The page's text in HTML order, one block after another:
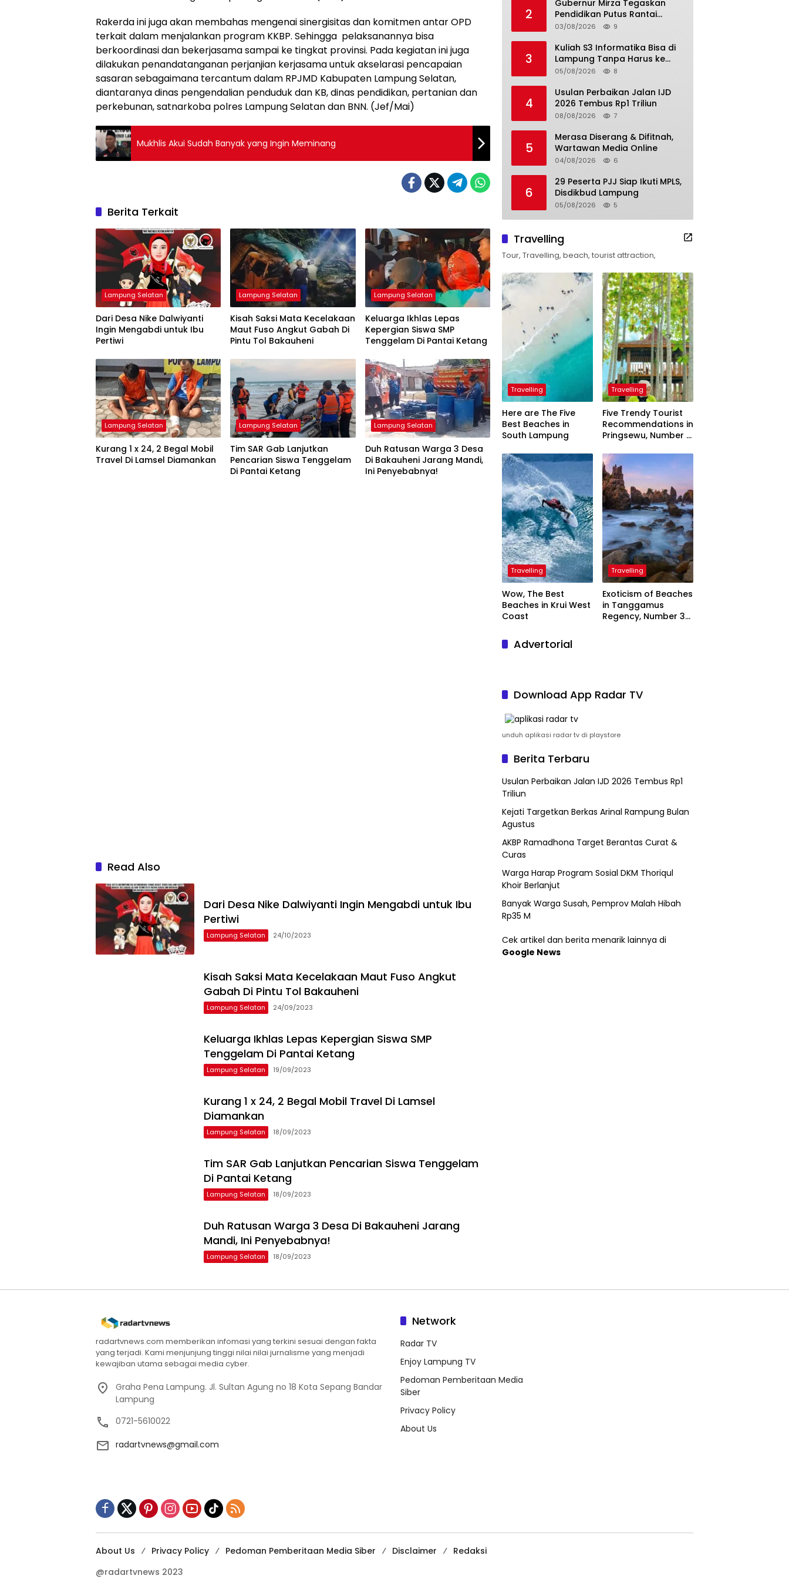
Rakerda ini juga akan membahas mengenai sinergisitas dan komitmen antar OPD
terkait dalam menjalankan program KKBP. Sehingga pelaksanannya bisa
berkoordinasi dan bekerjasama sampai ke tingkat provinsi. Pada kegiatan ini juga
dilakukan penandatanganan perjanjian kerjasama untuk akselarasi pencapaian
sasaran sebagaimana tercantum dalam RPJMD Kabupaten Lampung Selatan,
diantaranya dinas pengendalian penduduk dan KB, dinas pendidikan, pertanian dan
perkebunan, satnarkoba polres Lampung Selatan dan BNN. (Jef/Mai)
Mukhlis Akui Sudah Banyak yang Ingin Meminang
Berita Terkait
Lampung Selatan
Dari Desa Nike Dalwiyanti
Ingin Mengabdi untuk Ibu
Pertiwi
Lampung Selatan
Kisah Saksi Mata Kecelakaan
Maut Fuso Angkut Gabah Di
Pintu Tol Bakauheni
Lampung Selatan
Keluarga Ikhlas Lepas
Kepergian Siswa SMP
Tenggelam Di Pantai Ketang
Lampung Selatan
Kurang 1 x 24, 2 Begal Mobil
Travel Di Lamsel Diamankan
Lampung Selatan
Tim SAR Gab Lanjutkan
Pencarian Siswa Tenggelam
Di Pantai Ketang
Lampung Selatan
Duh Ratusan Warga 3 Desa
Di Bakauheni Jarang Mandi,
Ini Penyebabnya!
Read Also
Dari Desa Nike Dalwiyanti Ingin Mengabdi untuk Ibu
Pertiwi
Lampung Selatan 24/10/2023
Kisah Saksi Mata Kecelakaan Maut Fuso Angkut
Gabah Di Pintu Tol Bakauheni
Lampung Selatan 24/09/2023
Keluarga Ikhlas Lepas Kepergian Siswa SMP
Tenggelam Di Pantai Ketang
Lampung Selatan 19/09/2023
Kurang 1 x 24, 2 Begal Mobil Travel Di Lamsel
Diamankan
Lampung Selatan 18/09/2023
Tim SAR Gab Lanjutkan Pencarian Siswa Tenggelam
Di Pantai Ketang
Lampung Selatan 18/09/2023
Duh Ratusan Warga 3 Desa Di Bakauheni Jarang
Mandi, Ini Penyebabnya!
Lampung Selatan 18/09/2023
2
Gubernur Mirza Tegaskan
Pendidikan Putus Rantai
Kemiskinan
03/08/2026 9
3
Kuliah S3 Informatika Bisa di
Lampung Tanpa Harus ke
Luar Daerah
05/08/2026 8
4
Usulan Perbaikan Jalan IJD
2026 Tembus Rp1 Triliun
08/08/2026 7
5
Merasa Diserang & Difitnah,
Wartawan Media Online
04/08/2026 6
6
29 Peserta PJJ Siap Ikuti MPLS,
Disdikbud Lampung
05/08/2026 5
Travelling
Tour, Travelling, beach, tourist attraction,
Travelling
Here are The Five
Best Beaches in
South Lampung
Travelling
Five Trendy Tourist
Recommendations in
Pringsewu, Number 3
President
Travelling
Wow, The Best
Beaches in Krui West
Coast
Travelling
Exoticism of Beaches
in Tanggamus
Regency, Number 3
Advertorial
Download App Radar TV
unduh aplikasi radar tv di playstore
Berita Terbaru
Usulan Perbaikan Jalan IJD 2026 Tembus Rp1
Triliun
Kejati Targetkan Berkas Arinal Rampung Bulan
Agustus
AKBP Ramadhona Target Berantas Curat &
Curas
Warga Harap Program Sosial DKM Thoriqul
Khoir Berlanjut
Banyak Warga Susah, Pemprov Malah Hibah
Rp35 M
Cek artikel dan berita menarik lainnya di
Google News
radartvnews.com memberikan infomasi yang terkini sesuai dengan fakta
yang terjadi. Kami menjunjung tinggi nilai nilai jurnalisme yang menjadi
kewajiban utama sebagai media cyber.
Graha Pena Lampung. Jl. Sultan Agung no 18 Kota Sepang Bandar
Lampung
0721-5610022
radartvnews@gmail.com
Network
Radar TV
Enjoy Lampung TV
Pedoman Pemberitaan Media
Siber
Privacy Policy
About Us
About Us Privacy Policy Pedoman Pemberitaan Media Siber Disclaimer
Redaksi
@radartvnews 2023